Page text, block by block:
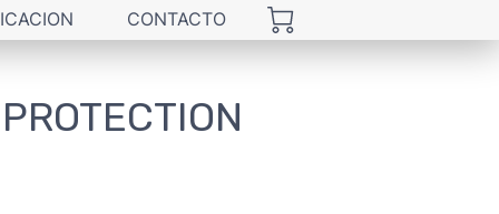
CONTACTO